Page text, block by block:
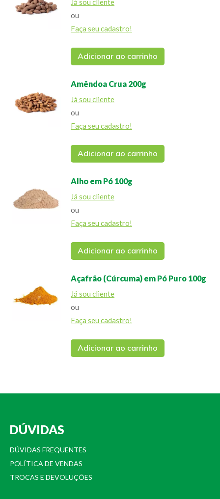
ou
Faça seu cadastro!
Adicionar ao carrinho
Amêndoa Crua 200g
Já sou cliente
ou
Faça seu cadastro!
Adicionar ao carrinho
Alho em Pó 100g
Já sou cliente
ou
Faça seu cadastro!
Adicionar ao carrinho
Açafrão (Cúrcuma) em Pó Puro 100g
Já sou cliente
ou
Faça seu cadastro!
Adicionar ao carrinho
DÚVIDAS
DÚVIDAS FREQUENTES
POLÍTICA DE VENDAS
TROCAS E DEVOLUÇÕES